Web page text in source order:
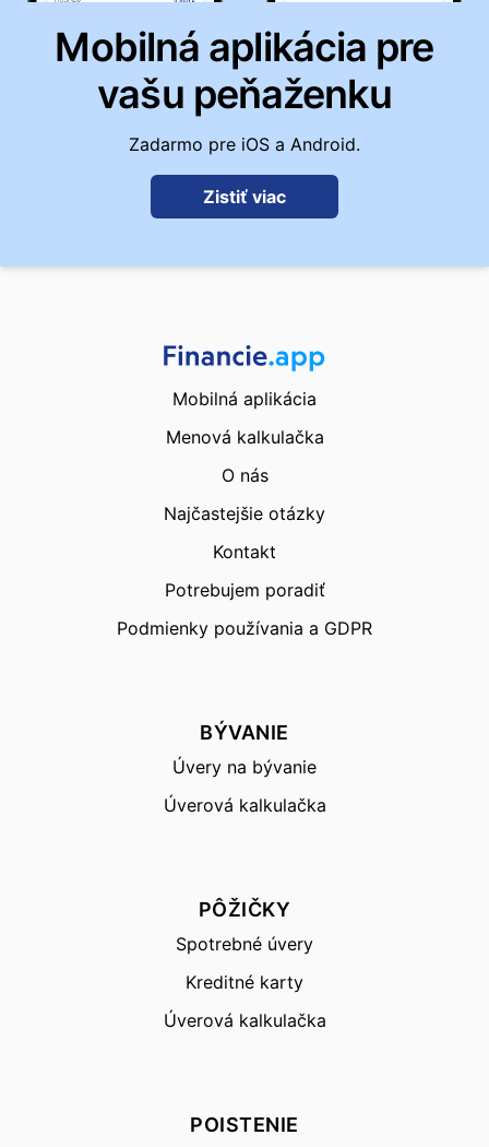
Mobilná aplikácia pre
vašu peňaženku
Zadarmo pre iOS a Android.
Zistiť viac
Mobilná aplikácia
Menová kalkulačka
O nás
Najčastejšie otázky
Kontakt
Potrebujem poradiť
Podmienky používania a GDPR
BÝVANIE
Úvery na bývanie
Úverová kalkulačka
PÔŽIČKY
Spotrebné úvery
Kreditné karty
Úverová kalkulačka
POISTENIE